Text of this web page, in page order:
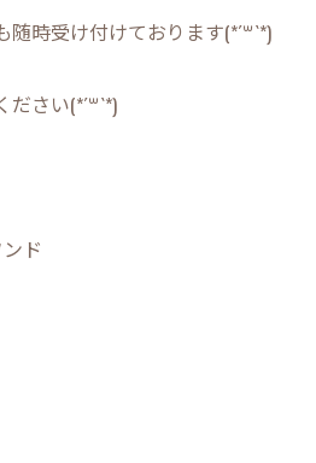
時受け付けております(*´꒳`*)
さい(*´꒳`*)
ド